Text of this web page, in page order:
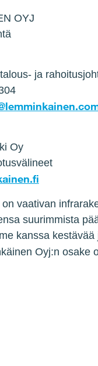
OYJ
ja
Oy
vaativan
suurimmista
kanssa
Oyj:n osake